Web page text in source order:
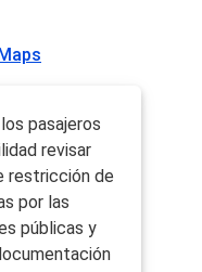
pasajeros
revisar
restricción de
por las
públicas y